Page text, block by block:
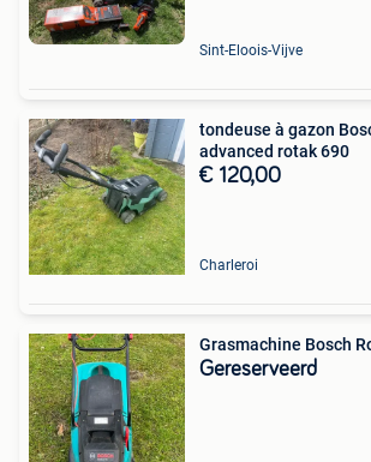
Sint-Eloois-Vijve
tondeuse à gazon
advanced rotak 690
€ 120,00
Charleroi
Grasmachine Bosch
Gereserveerd